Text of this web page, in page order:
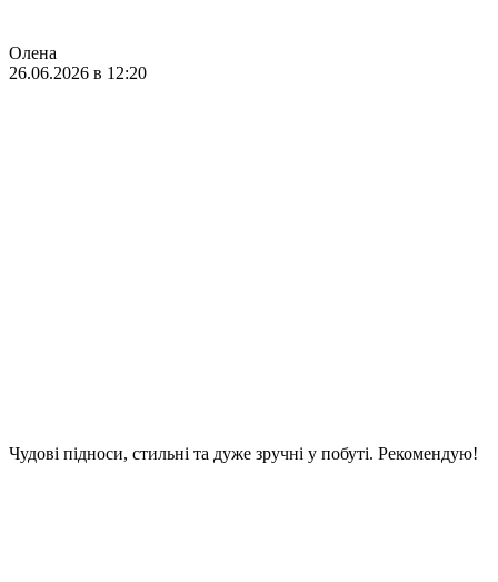
Олена
26.06.2026 в 12:20
Чудові підноси, стильні та дуже зручні у побуті. Рекомендую!